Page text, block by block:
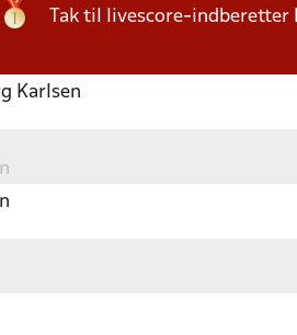
Tak til livescore-indberetter
Karlsen